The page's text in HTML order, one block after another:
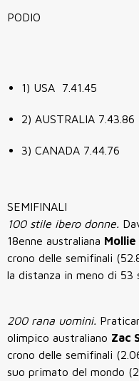
PODIO
1) USA 7.41.45
2) AUSTRALIA 7.43.86
3) CANADA 7.44.76
SEMIFINALI
100 stile ibero donne.
18enne australiana Mollie
crono delle semifinali
la distanza in meno di 53
200 rana uomini.
olimpico australiano Zac
crono delle semifinali
suo primato del mondo